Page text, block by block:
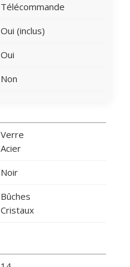
Télécommande
Oui (inclus)
Oui
Non
Verre
Acier
Noir
Bûches
Cristaux